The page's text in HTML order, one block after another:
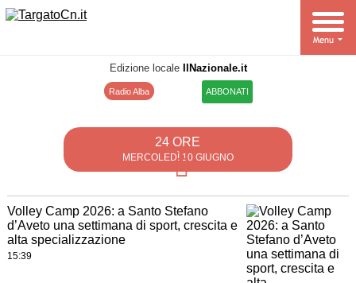
Edizione locale IlNazionale.it
Radio Alba ABBONATI
24 ORE
MERCOLEDÌ 10 GIUGNO
Volley Camp 2026: a Santo Stefano
d’Aveto una settimana di sport, crescita e
alta specializzazione
15:39